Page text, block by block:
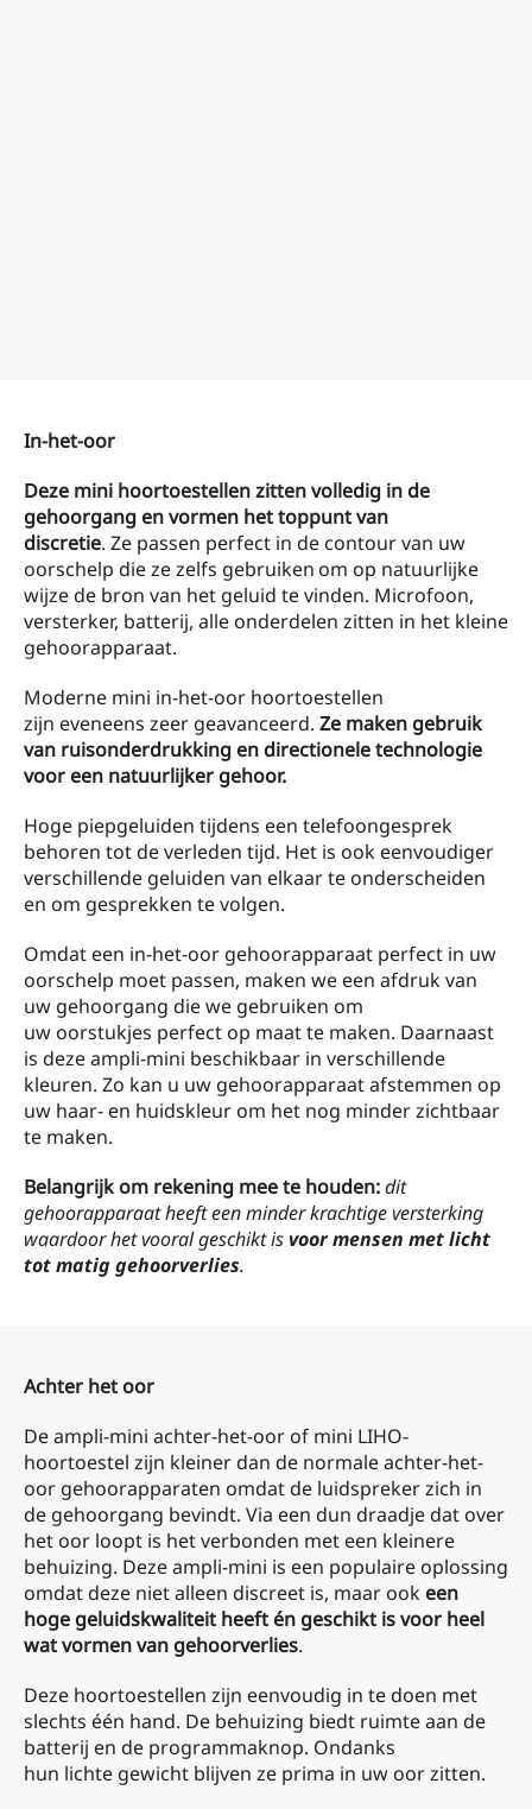
In-het-oor
Deze mini hoortoestellen zitten volledig in de
gehoorgang en vormen het toppunt van
discretie. Ze passen perfect in de contour van uw
oorschelp die ze zelfs gebruiken om op natuurlijke
wijze de bron van het geluid te vinden. Microfoon,
versterker, batterij, alle onderdelen zitten in het kleine
gehoorapparaat.
Moderne mini in-het-oor hoortoestellen
zijn eveneens zeer geavanceerd. Ze maken gebruik
van ruisonderdrukking en directionele technologie
voor een natuurlijker gehoor.
Hoge piepgeluiden tijdens een telefoongesprek
behoren tot de verleden tijd. Het is ook eenvoudiger
verschillende geluiden van elkaar te onderscheiden
en om gesprekken te volgen.
Omdat een in-het-oor gehoorapparaat perfect in uw
oorschelp moet passen, maken we een afdruk van
uw gehoorgang die we gebruiken om
uw oorstukjes perfect op maat te maken. Daarnaast
is deze ampli-mini beschikbaar in verschillende
kleuren. Zo kan u uw gehoorapparaat afstemmen op
uw haar- en huidskleur om het nog minder zichtbaar
te maken.
Belangrijk om rekening mee te houden:dit
gehoorapparaat heeft een minder krachtige versterking
waardoor het vooral geschikt isvoor mensen met licht
tot matig gehoorverlies.
Achter het oor
De ampli-mini achter-het-oor of mini LIHO-
hoortoestel zijn kleiner dan de normale achter-het-
oor gehoorapparaten omdat de luidspreker zich in
de gehoorgang bevindt. Via een dun draadje dat over
het oor loopt is het verbonden met een kleinere
behuizing. Deze ampli-mini is een populaire oplossing
omdat deze niet alleen discreet is, maar ook een
hoge geluidskwaliteit heeft én geschikt is voor heel
wat vormen van gehoorverlies.
Deze hoortoestellen zijn eenvoudig in te doen met
slechts één hand. De behuizing biedt ruimte aan de
batterij en de programmaknop. Ondanks
hun lichte gewicht blijven ze prima in uw oor zitten.